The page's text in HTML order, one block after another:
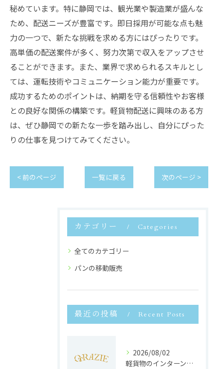
秘めています。特に静岡では、観光業や製造業が盛んな
ため、配送ニーズが豊富です。即日採用が可能な点も魅
力の一つで、新たな挑戦を求める方にはぴったりです。
高単価の配送案件が多く、努力次第で収入をアップさせ
ることができます。また、業界で求められるスキルとし
ては、運転技術やコミュニケーション能力が重要です。
成功するためのポイントは、納期を守る信頼性やお客様
との良好な関係の構築です。軽貨物配送に興味のある方
は、ぜひ静岡での新たな一歩を踏み出し、自分にぴった
りの仕事を見つけてみてください。
< 前のページ 一覧に戻る 次のページ >
カテゴリー Categories
全てのカテゴリー
パンの移動販売
最近の投稿 Recent Posts
2026/08/02
軽貨物のインターンで静岡県浜松市で未経験から収入安定と働きやすさを両立するポイント